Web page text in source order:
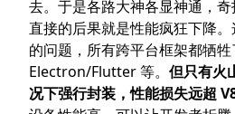
去。于是各路大神各显神通，
直接的后果就是性能疯狂下降
的问题，所有跨平台框架都牺
Electron/Flutter 等。但只有火
况下强行封装，性能损失远超